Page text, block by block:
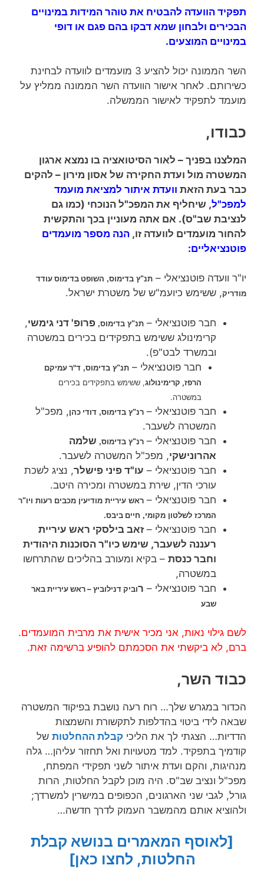
תפקיד הוועדה להבטיח את טוהר המידות במינויים
הבכירים ולבחון שמא דבקו בהם פגם או דופי
במינויים המוצעים.
השר הממונה יכול להציע 3 מועמדים לוועדה לבחינת
כשירותם. לאחר אישור הוועדה השר הממונה ממליץ על
מועמד לתפקיד לאישור הממשלה.
כבודו,
המלצנו בפניך – לאור הסיטואציה בו נמצא ארגון
המשטרה מול ועדת החקירה של אסון מירון – להקים
כבר בעת הזאת וועדת איתור למציאת מועמד
למפכ"ל, שיחליף את המפכ"ל הנוכחי (כמו גם
לנציבת שב"ס). אם אתה מעוניין בכך והתקשית
להחור מועמדים לוועדה זו, הנה מספר מועמדים
פוטנציאליים:
יו"ר וועדה פוטנציאלי – תנ"ץ בדימוס, השופט בדימוס עודד
מודריק, ששימש כיועמ"ש של משטרת ישראל.
חבר פוטנציאלי – תנ"ץ בדימוס, פרופ' דני גימשי,
קרימינולג ששימש בתפקידים בכירים במשטרה
ובמשרד לבט"פ).
חבר פוטנציאלי –תנ"ץ בדימוס,ד"ר עמיקם
הרפז, קרימינולוג, ששימש בתפקידים בכירים
במשטרה.
חבר פוטנציאלי – רנ"ץ בדימוס, דודי כהן, מפכ"ל
המשטרה לשעבר.
חבר פוטנציאלי – רנ"ץ בדימוס, שלמה
אהרונישקי, מפכ"ל המשטרה לשעבר.
חבר פוטנציאלי – עו"ד פיני פישלר, נציג לשכת
עורכי הדין, שירת במשטרה ומכירה היטב.
חבר פוטנציאלי – ראש עיריית מודיעין מכבים רעות ויו"ר
המרכז לשלטון מקומי, חיים ביבס.
חבר פוטנציאלי – זאב בילסקי ראש עיריית
רעננה לשעבר, שימש כיו"ר הסוכנות היהודית
וחבר כנסת – בקיא ומעורב בהליכים שהתרחשו
במשטרה,
חבר פוטנציאלי – רוביק דנילוביץ – ראש עיריית באר
שבע
לשם גילוי נאות, אני מכיר אישית את מרבית המועמדים.
ברם, לא ביקשתי את הסכמתם להופיע ברשימה זאת.
כבוד השר,
הכדור במגרש שלך… רוח רעה נושבת בפיקוד המשטרה
שבאה לידי ביטוי בהדלפות לתקשורת והשמצות
הדדיות… הצגתי לך את הליכי קבלת ההחלטות של
קודמיך בתפקיד. למד מטעויות ואל תחזור עליהן… גלה
מנהיגות, והקם ועדת איתור לשני תפקידי המפתח,
מפכ"ל ונציב שב"ס. היה מוכן לקבל החלטות, הרות
גורל, לגבי שני הארגונים, הכפופים במישרין למשרדך;
ולהוציא אותם מהמשבר העמוק לדרך חדשה…
[לאוסף המאמרים בנושא קבלת
החלטות, לחצו כאן]